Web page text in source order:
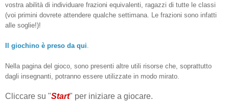
vostra abilità di individuare frazioni equivalenti, ragazzi di tutte le classi
(voi primini dovrete attendere qualche settimana. Le frazioni sono infatti
alle soglie!)!
Il giochino è preso da qui
Nella pagina del gioco, sono presenti altre utili risorse che, soprattutto
dagli insegnanti, potranno essere utilizzate in modo mirato.
Cliccare su "Start" per iniziare a giocare.